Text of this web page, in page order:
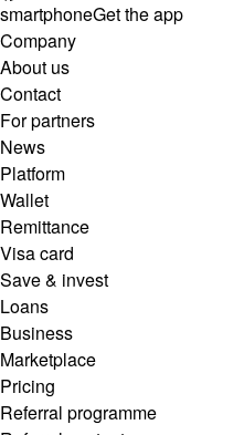
smartphoneGet the app
Company
About us
Contact
For partners
News
Platform
Wallet
Remittance
Visa card
Save & invest
Loans
Business
Marketplace
Pricing
Referral programme